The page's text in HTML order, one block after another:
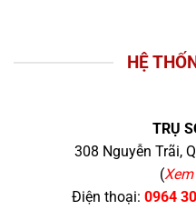
HỆ
TRỤ
308 Nguyễn Trãi,
(
Điện thoại: 0964